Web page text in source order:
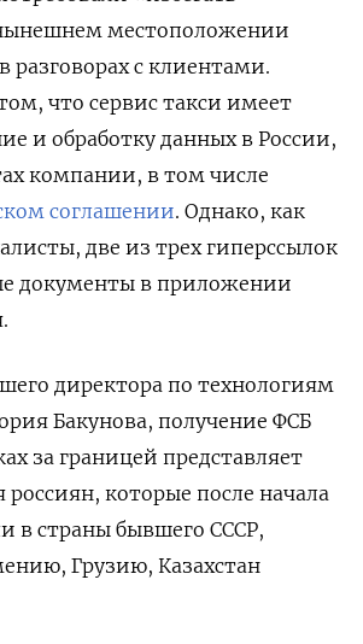
местоположении
разговорах с клиентами.
что сервис такси имеет
и обработку данных в России,
компании, в том числе
соглашении. Однако, как
две из трех гиперссылок
документы в приложении
директора по технологиям
Бакунова, получение ФСБ
за границей представляет
россиян, которые после начала
в страны бывшего СССР,
Грузию, Казахстан